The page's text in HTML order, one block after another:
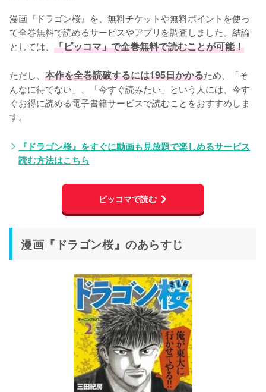
漫画『ドラゴン桜』を、無料チケットや無料ポイントを使っ
て全巻無料で読めるサービスやアプリを調査しました。結論
としては、 「ピッコマ」で全巻無料で読むことが可能！
ただし、 本作を全巻読破するには195日かかるため、「そ
んなに待てない」、「今すぐ読みたい」という人には、今す
ぐお得に読める電子書籍サービスで読むことをおすすめしま
す。
『ドラゴン桜』をすぐに動画も見放題で楽しめるサービス
読む方法はこちら
ピッコマで読む
漫画『ドラゴン桜』のあらすじ